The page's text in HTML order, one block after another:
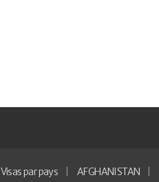
Visas par pays AFGHANISTAN